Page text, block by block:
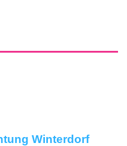
Winterdorf